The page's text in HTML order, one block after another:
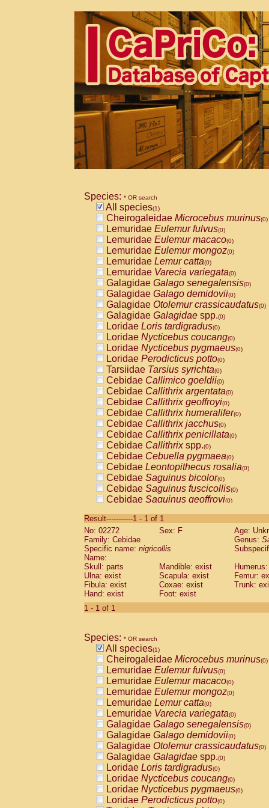
Species: * OR search
All species(1)
Cheirogaleidae Microcebus murinus(0)
Lemuridae Eulemur fulvus(0)
Lemuridae Eulemur macaco(0)
Lemuridae Eulemur mongoz(0)
Lemuridae Lemur catta(0)
Lemuridae Varecia variegata(0)
Galagidae Galago senegalensis(0)
Galagidae Galago demidovii(0)
Galagidae Otolemur crassicaudatus(0)
Galagidae Galagidae spp.(0)
Loridae Loris tardigradus(0)
Loridae Nycticebus coucang(0)
Loridae Nycticebus pygmaeus(0)
Loridae Perodicticus potto(0)
Tarsiidae Tarsius syrichta(0)
Cebidae Callimico goeldii(0)
Cebidae Callithrix argentata(0)
Cebidae Callithrix geoffroyi(0)
Cebidae Callithrix humeralifer(0)
Cebidae Callithrix jacchus(0)
Cebidae Callithrix penicillata(0)
Cebidae Callithrixspp.(0)
Cebidae Cebuella pygmaea(0)
Cebidae Leontopithecus rosalia(0)
Cebidae Saguinus bicolor(0)
Cebidae Saguinus fuscicollis(0)
Cebidae Saguinus geoffroyi(0)
CebidaeSaguinus labiatus(0)
Cebidae Saguinus leucopus (0)
Cebidae
CebidaeSaguinus mystax
Cebidae Saguinus nigricollis (1)
Cebidae Saguinus oedipus
Cebidae Saguinus weddelli
Cebidae Saguinusspp.
Cebidae
CebidaeCebus capucinus
CebidaeCebus nigrivittatus
CebidaeCebus spp.(0)
CebidaeSaimiri boliviensis(0)
CebidaeSaimiri sciureus(0)
AtelidaeAlouatta caraya(0)
AtelidaeAlouatta fusca(0)
AtelidaeAlouatta seniculus(0)
AtelidaeAlouattaspp.(0)
AtelidaeAteles belzebuth(0)
AtelidaeAteles geoffroyi(0)
AtelidaeAteles paniscus(0)
AtelidaeAtelesspp.(0)
AtelidaeLagothrix lagothricha(0)
AtelidaeLagothrix lagothricha cana
PitheciidaeCacajao calvus
Result-----------1 - 1 of 1
No: 02272
Sex: F
Age:
Family: Cebidae
Genus:
Specific name: nigricollis
Name:
Skull: parts
Mandible: exist
Ulna: exist
Scapula: exist
Femur:
Fibula: exist
Coxae: exist
Trunk:
Hand: exist
Foot: exist
1 - 1 of 1
Species: * OR search
All species(1)
Cheirogaleidae Microcebus murinus(0)
Lemuridae Eulemur fulvus(0)
Lemuridae Eulemur macaco(0)
Lemuridae Eulemur mongoz(0)
Lemuridae Lemur catta(0)
Lemuridae Varecia variegata(0)
Galagidae Galago senegalensis(0)
Galagidae Galago demidovii(0)
Galagidae Otolemur crassicaudatus(0)
Galagidae Galagidae spp.(0)
Loridae Loris tardigradus(0)
Loridae Nycticebus coucang(0)
Loridae Nycticebus pygmaeus(0)
Loridae Perodicticus potto(0)